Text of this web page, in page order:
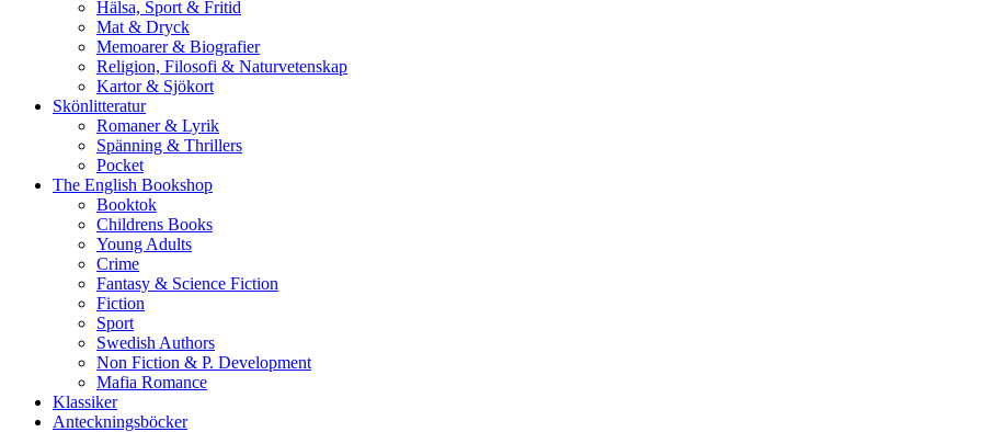
Hälsa, Sport & Fritid
Mat & Dryck
Memoarer & Biografier
Religion, Filosofi & Naturvetenskap
Kartor & Sjökort
Skönlitteratur
Romaner & Lyrik
Spänning & Thrillers
Pocket
The English Bookshop
Booktok
Childrens Books
Young Adults
Crime
Fantasy & Science Fiction
Fiction
Sport
Swedish Authors
Non Fiction & P. Development
Mafia Romance
Klassiker
Anteckningsböcker